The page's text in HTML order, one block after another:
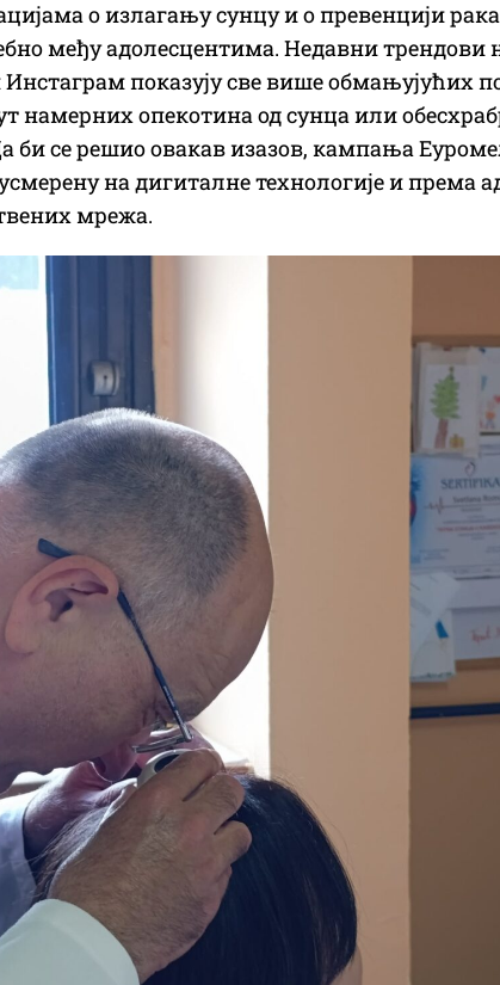
о излагању сунцу и о превенцији
међу адолесцентима. Недавни трендови
показују све више обмањујућих
намерних опекотина од сунца или
би се решио овакав изазов, кампања
на дигиталне технологије и према
мрежа.